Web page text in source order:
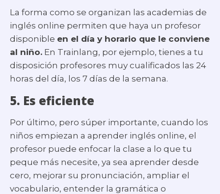
La forma como se organizan las academias de
inglés online permiten que haya un profesor
disponible en el día y horario que le conviene
al niño. En Trainlang, por ejemplo, tienes a tu
disposición profesores muy cualificados las 24
horas del día, los 7 días de la semana.
5. Es eficiente
Por último, pero súper importante, cuando los
niños empiezan a aprender inglés online, el
profesor puede enfocar la clase a lo que tu
peque más necesite, ya sea aprender desde
cero, mejorar su pronunciación, ampliar el
vocabulario, entender la gramática o